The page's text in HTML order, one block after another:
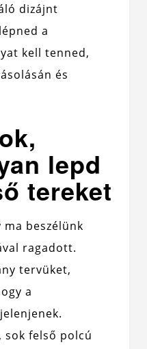
dizájnt
a
kell tenned,
és
lepd
tereket
beszélünk
ragadott.
tervüket,
a
sok felső polcú